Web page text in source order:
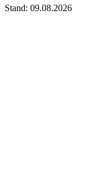
Stand: 09.08.2026